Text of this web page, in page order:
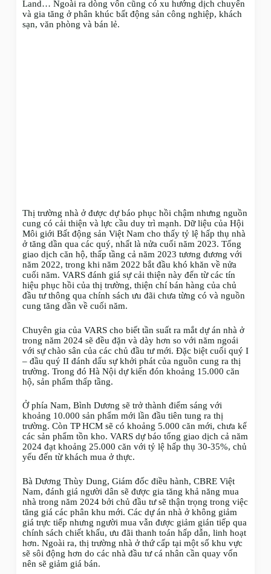
Land… Ngoài ra dòng vốn cũng có xu hướng dịch chuyển
và gia tăng ở phân khúc bất động sản công nghiệp, khách
sạn, văn phòng và bán lẻ.
Thị trường nhà ở được dự báo phục hồi chậm nhưng nguồn
cung có cải thiện và lực cầu duy trì mạnh. Dữ liệu của Hội
Môi giới Bất động sản Việt Nam cho thấy tỷ lệ hấp thụ nhà
ở tăng dần qua các quý, nhất là nửa cuối năm 2023. Tổng
giao dịch căn hộ, thấp tầng cả năm 2023 tương đương với
năm 2022, trong khi năm 2022 bắt đầu khó khăn về nửa
cuối năm. VARS đánh giá sự cải thiện này đến từ các tín
hiệu phục hồi của thị trường, thiện chí bán hàng của chủ
đầu tư thông qua chính sách ưu đãi chưa từng có và nguồn
cung tăng dần về cuối năm.
Chuyên gia của VARS cho biết tần suất ra mắt dự án nhà ở
trong năm 2024 sẽ đều đặn và dày hơn so với năm ngoái
với sự chào sân của các chủ đầu tư mới. Đặc biệt cuối quý I
– đầu quý II đánh dấu sự khởi phát của nguồn cung ra thị
trường. Trong đó Hà Nội dự kiến đón khoảng 15.000 căn
hộ, sản phẩm thấp tầng.
Ở phía Nam, Bình Dương sẽ trở thành điểm sáng với
khoảng 10.000 sản phẩm mới lần đầu tiên tung ra thị
trường. Còn TP HCM sẽ có khoảng 5.000 căn mới, chưa kể
các sản phẩm tồn kho. VARS dự báo tổng giao dịch cả năm
2024 đạt khoảng 25.000 căn với tỷ lệ hấp thụ 30-35%, chủ
yếu đến từ khách mua ở thực.
Bà Dương Thùy Dung, Giám đốc điều hành, CBRE Việt
Nam, đánh giá người dân sẽ được gia tăng khả năng mua
nhà trong năm 2024 bởi chủ đầu tư sẽ thận trọng trong việc
tăng giá các phân khu mới. Các dự án nhà ở không giảm
giá trực tiếp nhưng người mua vẫn được giảm gián tiếp qua
chính sách chiết khấu, ưu đãi thanh toán hấp dẫn, linh hoạt
hơn. Ngoài ra, thị trường nhà ở thứ cấp tại một số khu vực
sẽ sôi động hơn do các nhà đầu tư cá nhân cần quay vốn
nên sẽ giảm giá bán.